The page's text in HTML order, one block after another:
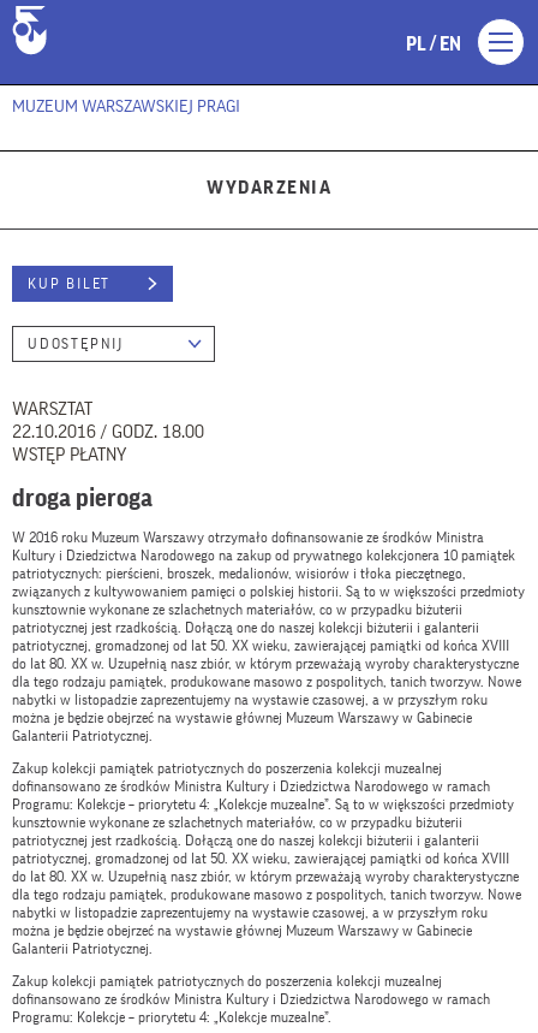
PL/ EN
MUZEUM WARSZAWSKIEJ PRAGI
WYDARZENIA
KUP BILET
UDOSTĘPNIJ
WARSZTAT
22.10.2016 / GODZ. 18.00
WSTĘP PŁATNY
droga pieroga
W 2016 roku Muzeum Warszawy otrzymało dofinansowanie ze środków Ministra
Kultury i Dziedzictwa Narodowego na zakup od prywatnego kolekcjonera 10 pamiątek
patriotycznych: pierścieni, broszek, medalionów, wisiorów i tłoka pieczętnego,
związanych z kultywowaniem pamięci o polskiej historii. Są to w większości przedmioty
kunsztownie wykonane ze szlachetnych materiałów, co w przypadku biżuterii
patriotycznej jest rzadkością. Dołączą one do naszej kolekcji biżuterii i galanterii
patriotycznej, gromadzonej od lat 50. XX wieku, zawierającej pamiątki od końca XVIII
do lat 80. XX w. Uzupełnią nasz zbiór, w którym przeważają wyroby charakterystyczne
dla tego rodzaju pamiątek, produkowane masowo z pospolitych, tanich tworzyw. Nowe
nabytki w listopadzie zaprezentujemy na wystawie czasowej, a w przyszłym roku
można je będzie obejrzeć na wystawie głównej Muzeum Warszawy w Gabinecie
Galanterii Patriotycznej.
Zakup kolekcji pamiątek patriotycznych do poszerzenia kolekcji muzealnej
dofinansowano ze środków Ministra Kultury i Dziedzictwa Narodowego w ramach
Programu: Kolekcje – priorytetu 4: „Kolekcje muzealne”. Są to w większości przedmioty
kunsztownie wykonane ze szlachetnych materiałów, co w przypadku biżuterii
patriotycznej jest rzadkością. Dołączą one do naszej kolekcji biżuterii i galanterii
patriotycznej, gromadzonej od lat 50. XX wieku, zawierającej pamiątki od końca XVIII
do lat 80. XX w. Uzupełnią nasz zbiór, w którym przeważają wyroby charakterystyczne
dla tego rodzaju pamiątek, produkowane masowo z pospolitych, tanich tworzyw. Nowe
nabytki w listopadzie zaprezentujemy na wystawie czasowej, a w przyszłym roku
można je będzie obejrzeć na wystawie głównej Muzeum Warszawy w Gabinecie
Galanterii Patriotycznej.
Zakup kolekcji pamiątek patriotycznych do poszerzenia kolekcji muzealnej
dofinansowano ze środków Ministra Kultury i Dziedzictwa Narodowego w ramach
Programu: Kolekcje – priorytetu 4: „Kolekcje muzealne”.